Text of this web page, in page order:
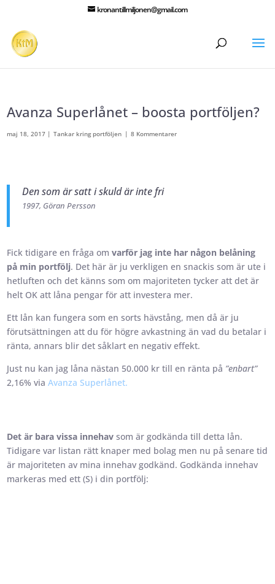
kronantillmiljonen@gmail.com
Avanza Superlånet – boosta portföljen?
maj 18, 2017 | Tankar kring portföljen | 8 Kommentarer
Den som är satt i skuld är inte fri
1997, Göran Persson
Fick tidigare en fråga omvarför jag inte har någon belåning
på min portfölj. Det här är ju verkligen en snackis som är ute i
hetluften och det känns som om majoriteten tycker att det är
helt OK att låna pengar för att investera mer.
Ett lån kan fungera som en sorts hävstång, men då är ju
förutsättningen att du för högre avkastning än vad du betalar i
ränta, annars blir det såklart en negativ effekt.
Just nu kan jag låna nästan 50.000 kr till en ränta på ”enbart”
2,16% viaAvanza Superlånet.
Det är bara vissa innehav som är godkända till detta lån.
Tidigare var listan rätt knaper med bolag men nu på senare tid
är majoriteten av mina innehav godkänd. Godkända innehav
markeras med ett (S) i din portfölj: